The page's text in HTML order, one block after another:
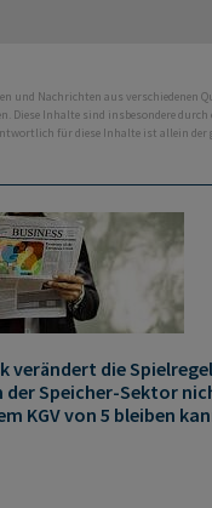
und Nachrichten aus verschiedenen
Diese Inhalte sind insbesondere
für diese Inhalte ist allein der
verändert die
der Speicher-Sektor
KGV von 5 bleiben